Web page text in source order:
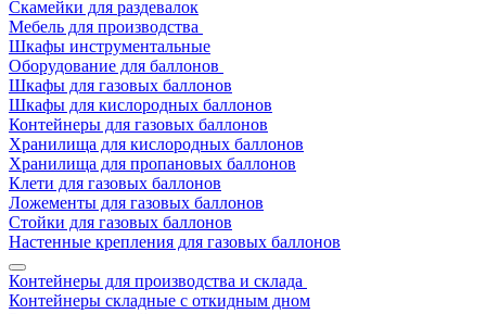
Скамейки для раздевалок
Мебель для производства
Шкафы инструментальные
Оборудование для баллонов
Шкафы для газовых баллонов
Шкафы для кислородных баллонов
Контейнеры для газовых баллонов
Хранилища для кислородных баллонов
Хранилища для пропановых баллонов
Клети для газовых баллонов
Ложементы для газовых баллонов
Стойки для газовых баллонов
Настенные крепления для газовых баллонов
Контейнеры для производства и склада
Контейнеры складные с откидным дном